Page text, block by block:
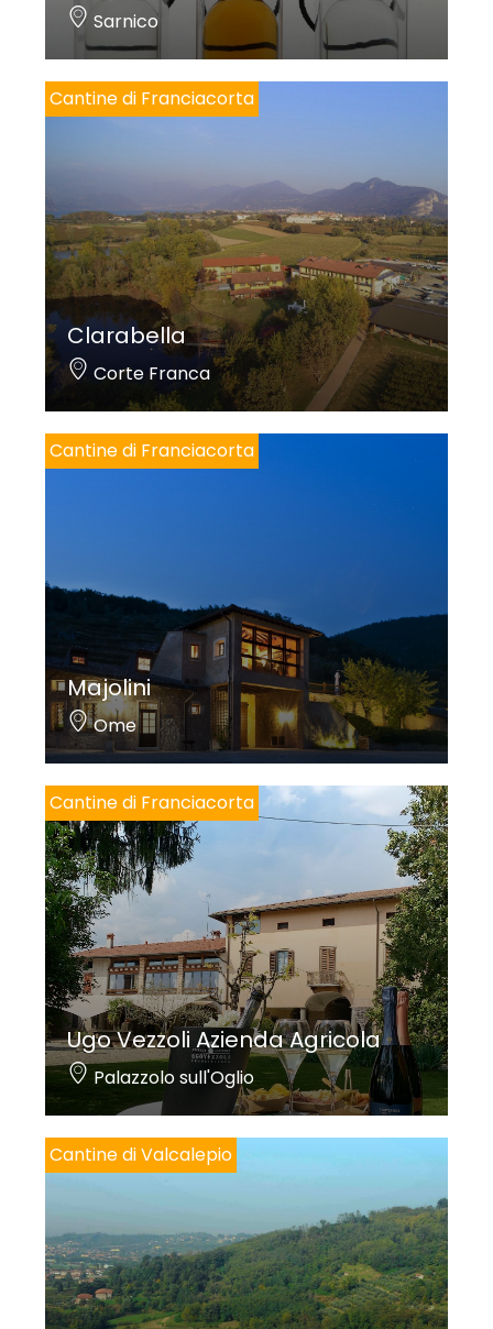
Sarnico
Cantine di Franciacorta
Clarabella
Corte Franca
Cantine di Franciacorta
Majolini
Ome
Cantine di Franciacorta
Ugo Vezzoli Azienda Agricola
Palazzolo sull'Oglio
Cantine di Valcalepio